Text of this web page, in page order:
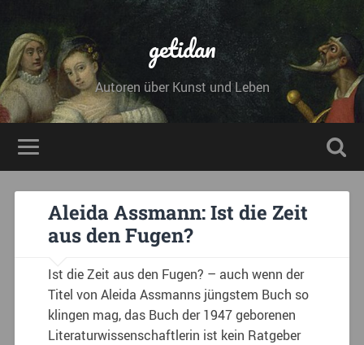
getidan
Autoren über Kunst und Leben
Aleida Assmann: Ist die Zeit
aus den Fugen?
Ist die Zeit aus den Fugen? – auch wenn der
Titel von Aleida Assmanns jüngstem Buch so
klingen mag, das Buch der 1947 geborenen
Literaturwissenschaftlerin ist kein Ratgeber